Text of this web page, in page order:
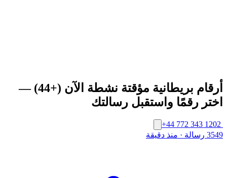
أرقام بريطانية مؤقتة نشطة الآن (+44) —
اختر رقمًا واستقبل رسالتك
+44 772 343 1202
3549 رسالة
· منذ دقيقة